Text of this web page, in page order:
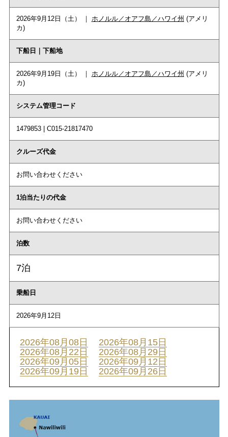
2026年9月12日（土） ｜ ホノルル／オアフ島／ハワイ州 (アメリ
カ)
下船日｜下船地
2026年9月19日（土） ｜ ホノルル／オアフ島／ハワイ州 (アメリ
カ)
システム管理コード
1479853 | C015-21817470
クルーズ代金
お問い合わせください
1泊当たりの代金
お問い合わせください
泊数
7泊
乗船日
2026年9月12日
2026年08月08日
2026年08月15日
2026年08月22日
2026年08月29日
2026年09月05日
2026年09月12日
2026年09月19日
2026年09月26日